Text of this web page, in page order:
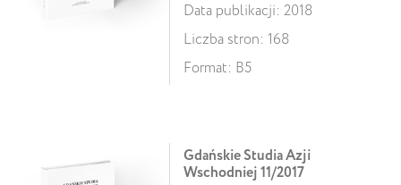
Data publikacji: 2018
Liczba stron: 168
Format: B5
Gdańskie Studia Azji
Wschodniej 11/2017